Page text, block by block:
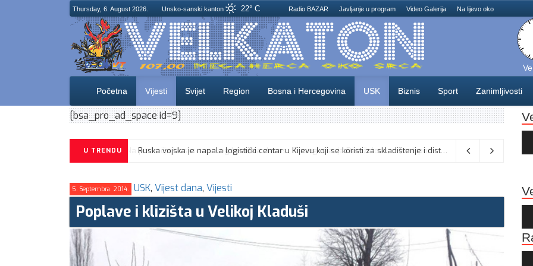
Thursday, 6. August 2026. Unsko-sanski kanton 22° C Radio BAZAR Javljanje u program Video Galerija Na lijevo oko
Početna Vijesti Svijet Region Bosna i Hercegovina USK Biznis Sport Zanimljivosti
[bsa_pro_ad_space id=9]
U TRENDU Na području Unsko-sanskog kantona danas , 5. augusta, je Dan žalosti, u znak poštovanja prema liku i djelu generala Izeta Nanića,
5. Septembra. 2014. USK, Vijest dana, Vijesti
Poplave i klizišta u Velikoj Kladuši